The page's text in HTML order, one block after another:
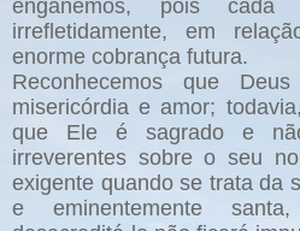
enganemos, pois cada
irrefletidamente, em
enorme cobrança futura.
Reconhecemos que
misericórdia e amor;
que Ele é sagrado e
irreverentes sobre o seu
exigente quando se trata da
e eminentemente